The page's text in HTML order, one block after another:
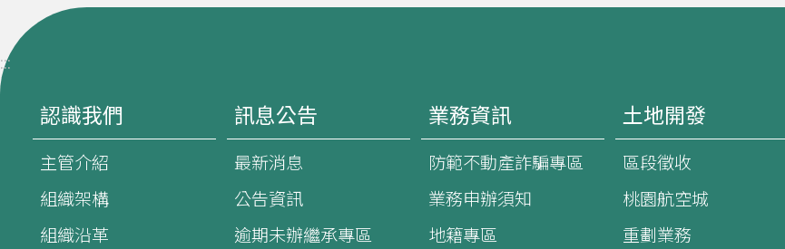
:::
認識我們
主管介紹
組織架構
組織沿革
訊息公告
最新消息
公告資訊
逾期未辦繼承專區
業務資訊
防範不動產詐騙專區
業務申辦須知
地籍專區
土地開發
區段徵收
桃園航空城
重劃業務